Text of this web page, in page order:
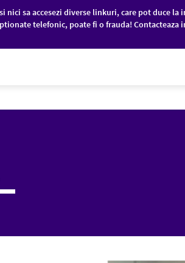
nici sa accesezi diverse linkuri, care pot duce la
telefonic, poate fi o frauda!